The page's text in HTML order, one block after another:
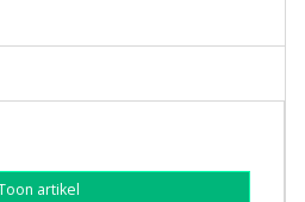
artikel